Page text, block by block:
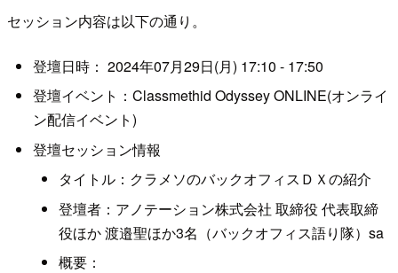
セッション内容は以下の通り。
登壇日時： 2024年07月29日(月) 17:10 - 17:50
登壇イベント：Classmethid Odyssey ONLINE(オンライ
ン配信イベント)
登壇セッション情報
タイトル：クラメソのバックオフィスＤＸの紹介
登壇者：アノテーション株式会社 取締役 代表取締
役ほか 渡邉聖ほか3名（バックオフィス語り隊）sa
概要：